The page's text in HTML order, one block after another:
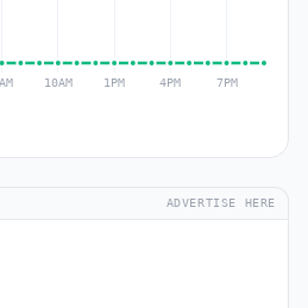
ADVERTISE HERE